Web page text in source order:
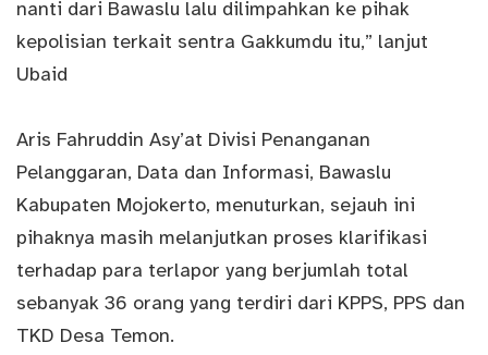
nanti dari Bawaslu lalu dilimpahkan ke pihak
kepolisian terkait sentra Gakkumdu itu,” lanjut
Ubaid
Aris Fahruddin Asy’at Divisi Penanganan
Pelanggaran, Data dan Informasi, Bawaslu
Kabupaten Mojokerto, menuturkan, sejauh ini
pihaknya masih melanjutkan proses klarifikasi
terhadap para terlapor yang berjumlah total
sebanyak 36 orang yang terdiri dari KPPS, PPS dan
TKD Desa Temon.